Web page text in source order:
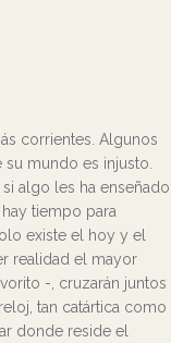
corrientes. Algunos
mundo es injusto.
algo les ha enseñado
tiempo para
existe el hoy y el
realidad el mayor
-, cruzarán juntos
tan catártica como
donde reside el